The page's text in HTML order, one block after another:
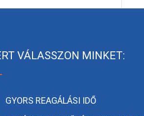
VÁLASSZON MINKET:
GYORS REAGÁLÁSI IDŐ